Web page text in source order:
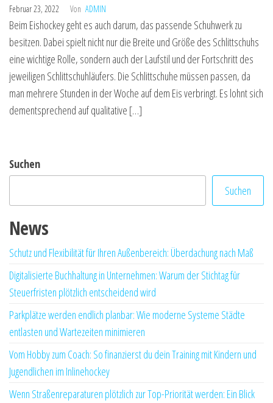
Februar 23, 2022 Von ADMIN
Beim Eishockey geht es auch darum, das passende Schuhwerk zu
besitzen. Dabei spielt nicht nur die Breite und Größe des Schlittschuhs
eine wichtige Rolle, sondern auch der Laufstil und der Fortschritt des
jeweiligen Schlittschuhläufers. Die Schlittschuhe müssen passen, da
man mehrere Stunden in der Woche auf dem Eis verbringt. Es lohnt sich
dementsprechend auf qualitative […]
Suchen
Suchen
News
Schutz und Flexibilität für Ihren Außenbereich: Überdachung nach Maß
Digitalisierte Buchhaltung in Unternehmen: Warum der Stichtag für
Steuerfristen plötzlich entscheidend wird
Parkplätze werden endlich planbar: Wie moderne Systeme Städte
entlasten und Wartezeiten minimieren
Vom Hobby zum Coach: So finanzierst du dein Training mit Kindern und
Jugendlichen im Inlinehockey
Wenn Straßenreparaturen plötzlich zur Top-Priorität werden: Ein Blick